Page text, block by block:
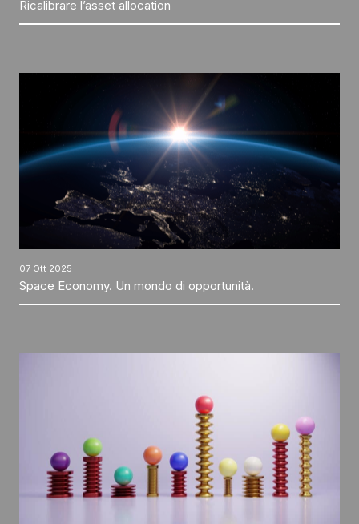
Ricalibrare l’asset allocation
07 Ott 2025
Space Economy. Un mondo di opportunità.